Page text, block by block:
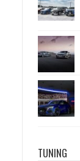
TUNING